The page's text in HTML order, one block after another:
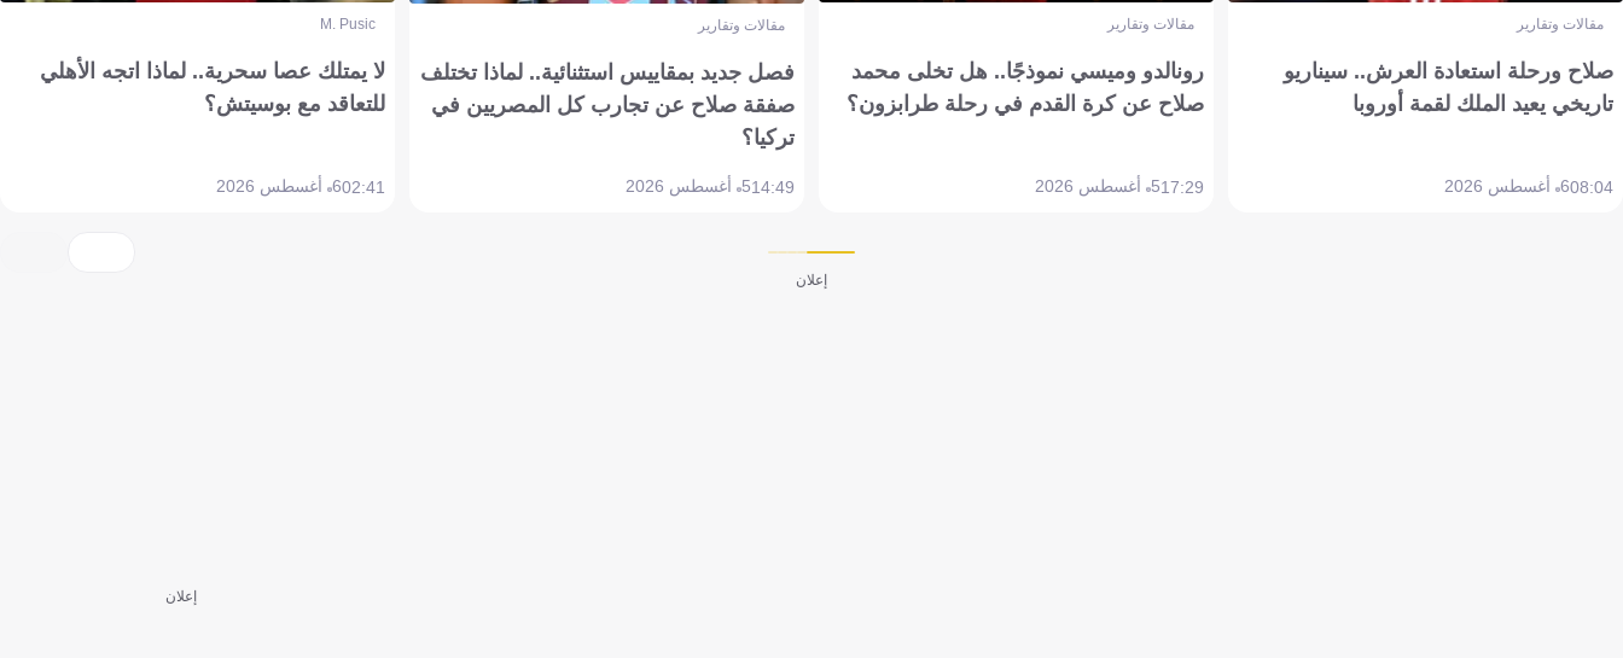
مقالات وتقارير
صلاح ورحلة استعادة العرش.. سيناريو
تاريخي يعيد الملك لقمة أوروبا
08:046 أغسطس 2026
مقالات وتقارير
رونالدو وميسي نموذجًا.. هل تخلى محمد
صلاح عن كرة القدم في رحلة طرابزون؟
17:295 أغسطس 2026
مقالات وتقارير
فصل جديد بمقاييس استثنائية.. لماذا تختلف
صفقة صلاح عن تجارب كل المصريين في
تركيا؟
14:495 أغسطس 2026
M. Pusic
لا يمتلك عصا سحرية.. لماذا اتجه الأهلي
للتعاقد مع بوسيتش؟
02:416 أغسطس 2026
إعلان
إعلان